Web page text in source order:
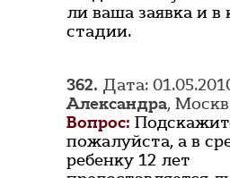
ли ваша заявка и в
стадии.
362. Дата:
Александра,
Вопрос:
пожалуйста, а в
ребенку 12 лет